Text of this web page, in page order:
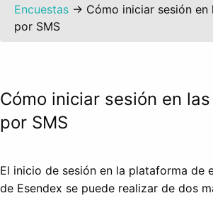
Encuestas → Cómo iniciar sesión en
por SMS
Cómo iniciar sesión en
por SMS
El inicio de sesión en la plataforma de
de Esendex se puede realizar de dos